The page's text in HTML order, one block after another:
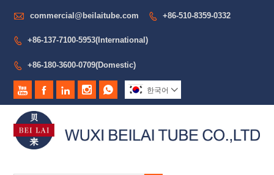
 commercial@beilaitube.com  +86-510-8359-0332
 +86-137-7100-5953(International)
 +86-180-3600-0709(Domestic)
     한국어 